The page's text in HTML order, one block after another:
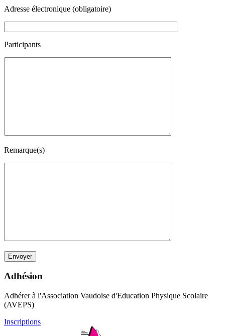
Adresse électronique (obligatoire)
Participants
Remarque(s)
Adhésion
Adhérer à l'Association Vaudoise d'Education Physique Scolaire
(AVEPS)
Inscriptions